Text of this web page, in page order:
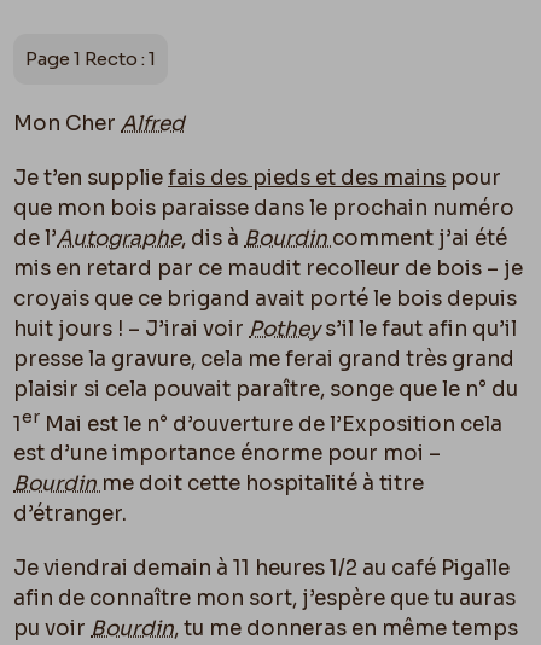
Page 1 Recto : 1
Mon CherAlfred
Je t’en suppliefais des pieds et des mains pour
que mon bois paraisse dans le prochain numéro
de l’Autographe, dis à Bourdin comment j’ai été
mis en retard par ce maudit recolleur de bois – je
croyais que ce brigand avait porté le bois depuis
huit jours ! – J’irai voir Potheys’il le faut afin qu’il
presse la gravure, cela me ferai grand très grand
plaisir si cela pouvait paraître, songe que le n° du
1er Mai est le n° d’ouverture de l’Exposition cela
est d’une importance énorme pour moi –
Bourdinme doit cette hospitalité à titre
d’étranger.
Je viendrai demain à 11 heures 1/2 au café Pigalle
afin de connaître mon sort, j’espère que tu auras
pu voirBourdin, tu me donneras en même temps